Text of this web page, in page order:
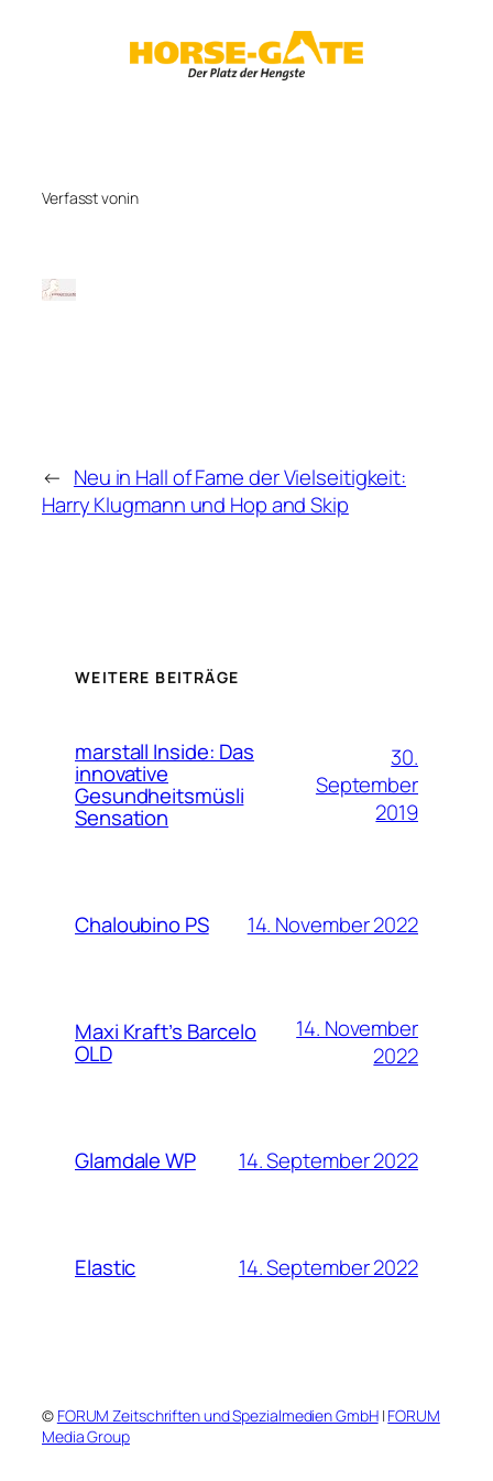
Verfasst vonin
← Neu in Hall of Fame der Vielseitigkeit:
Harry Klugmann und Hop and Skip
WEITERE BEITRÄGE
marstall Inside: Das
innovative
Gesundheitsmüsli
Sensation
30.
September
2019
Chaloubino PS 14. November 2022
Maxi Kraft’s Barcelo
OLD
14. November
2022
Glamdale WP 14. September 2022
Elastic 14. September 2022
© FORUM Zeitschriften und Spezialmedien GmbH| FORUM
Media Group